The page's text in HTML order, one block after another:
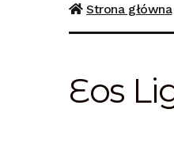
Strona główna
Eos